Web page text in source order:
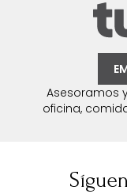
Asesoramos
oficina,